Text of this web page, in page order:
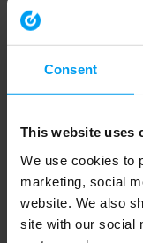
Consent
This website uses
We use cookies to
marketing, social
website. We also
site with our social